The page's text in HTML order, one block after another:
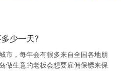
少一天?
市，每年会有很多来自全国各地朋
做生意的老板会想要雇佣保镖来保